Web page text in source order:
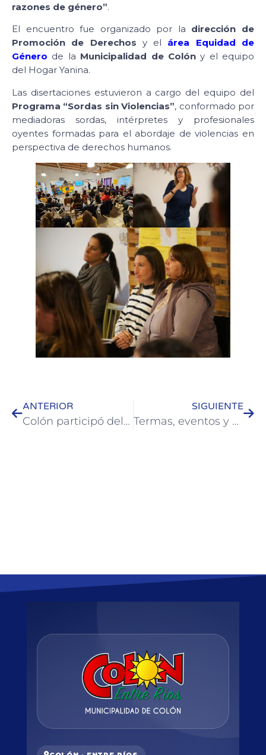
razones de género”.
El encuentro fue organizado por la dirección de
Promoción de Derechos y el área Equidad de
Género de la Municipalidad de Colóny el equipo
del Hogar Yanina.
Las disertaciones estuvieron a cargo del equipo del
Programa “Sordas sin Violencias”, conformado por
mediadoras sordas, intérpretes y profesionales
oyentes formadas para el abordaje de violencias en
perspectiva de derechos humanos.
ANTERIOR
Colón participó del 26° Encuentro de Municipios Turísticos en Mar del Plata
SIGUIENTE
Termas, eventos y atractivos de la microrregión se promocionaron en Uruguay